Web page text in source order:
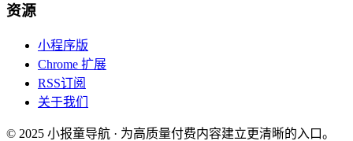
资源
小程序版
Chrome 扩展
RSS订阅
关于我们
© 2025 小报童导航 · 为高质量付费内容建立更清晰的入口。